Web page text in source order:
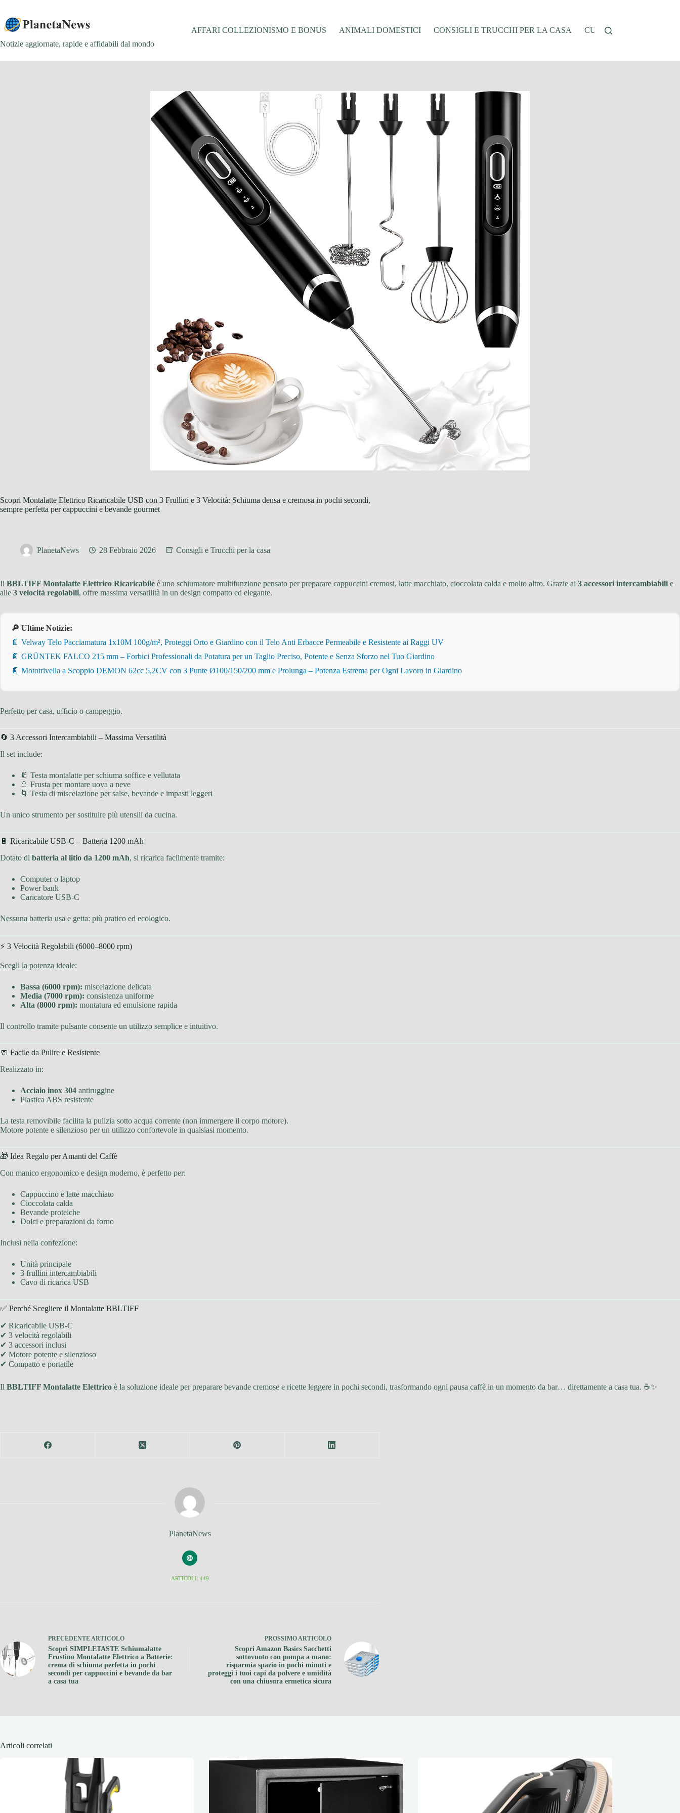
contenuto
Notizie aggiornate, rapide e affidabili dal mondo
AFFARI COLLEZIONISMO E BONUS ANIMALI DOMESTICI CONSIGLI E TRUCCHI PER LA CASA CUCINA E RICETTE
Scopri Montalatte Elettrico Ricaricabile USB con 3 Frullini e 3 Velocità: Schiuma densa e cremosa in pochi secondi,
sempre perfetta per cappuccini e bevande gourmet
PlanetaNews 28 Febbraio 2026 Consigli e Trucchi per la casa
Il BBLTIFF Montalatte Elettrico Ricaricabile è uno schiumatore multifunzione pensato per preparare cappuccini cremosi, latte macchiato, cioccolata calda e molto altro. Grazie ai 3 accessori intercambiabili e
alle 3 velocità regolabili, offre massima versatilità in un design compatto ed elegante.
🔎 Ultime Notizie:
📄 Velway Telo Pacciamatura 1x10M 100g/m², Proteggi Orto e Giardino con il Telo Anti Erbacce Permeabile e Resistente ai Raggi UV
📄 GRÜNTEK FALCO 215 mm – Forbici Professionali da Potatura per un Taglio Preciso, Potente e Senza Sforzo nel Tuo Giardino
📄 Mototrivella a Scoppio DEMON 62cc 5,2CV con 3 Punte Ø100/150/200 mm e Prolunga – Potenza Estrema per Ogni Lavoro in Giardino
Perfetto per casa, ufficio o campeggio.
🔄 3 Accessori Intercambiabili – Massima Versatilità
Il set include:
🥛 Testa montalatte per schiuma soffice e vellutata
🥚 Frusta per montare uova a neve
🌀 Testa di miscelazione per salse, bevande e impasti leggeri
Un unico strumento per sostituire più utensili da cucina.
🔋 Ricaricabile USB-C – Batteria 1200 mAh
Dotato di batteria al litio da 1200 mAh, si ricarica facilmente tramite:
Computer o laptop
Power bank
Caricatore USB-C
Nessuna batteria usa e getta: più pratico ed ecologico.
⚡ 3 Velocità Regolabili (6000–8000 rpm)
Scegli la potenza ideale:
Bassa (6000 rpm): miscelazione delicata
Media (7000 rpm): consistenza uniforme
Alta (8000 rpm): montatura ed emulsione rapida
Il controllo tramite pulsante consente un utilizzo semplice e intuitivo.
🧼 Facile da Pulire e Resistente
Realizzato in:
Acciaio inox 304 antiruggine
Plastica ABS resistente
La testa removibile facilita la pulizia sotto acqua corrente (non immergere il corpo motore).
Motore potente e silenzioso per un utilizzo confortevole in qualsiasi momento.
🎁 Idea Regalo per Amanti del Caffè
Con manico ergonomico e design moderno, è perfetto per:
Cappuccino e latte macchiato
Cioccolata calda
Bevande proteiche
Dolci e preparazioni da forno
Inclusi nella confezione:
Unità principale
3 frullini intercambiabili
Cavo di ricarica USB
✅ Perché Scegliere il Montalatte BBLTIFF
✔ Ricaricabile USB-C
✔ 3 velocità regolabili
✔ 3 accessori inclusi
✔ Motore potente e silenzioso
✔ Compatto e portatile
Il BBLTIFF Montalatte Elettrico è la soluzione ideale per preparare bevande cremose e ricette leggere in pochi secondi, trasformando ogni pausa caffè in un momento da bar… direttamente a casa tua. ☕✨
PlanetaNews
ARTICOLI: 449
PRECEDENTE ARTICOLO
Scopri SIMPLETASTE Schiumalatte
Frustino Montalatte Elettrico a Batterie:
crema di schiuma perfetta in pochi
secondi per cappuccini e bevande da bar
a casa tua
PROSSIMO ARTICOLO
Scopri Amazon Basics Sacchetti
sottovuoto con pompa a mano:
risparmia spazio in pochi minuti e
proteggi i tuoi capi da polvere e umidità
con una chiusura ermetica sicura
Articoli correlati